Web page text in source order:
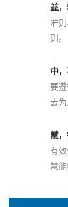
益，
准
则。
中
要
去为
慧，
有
慧